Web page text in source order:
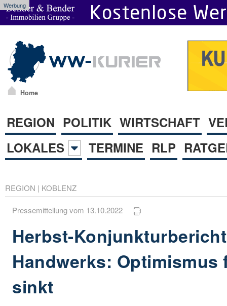
Werbung
Home
REGION POLITIK WIRTSCHAFT
LOKALES
TERMINE RLP
REGION | KOBLENZ
Pressemitteilung vom 13.10.2022
Herbst-
Handwerks:
sinkt